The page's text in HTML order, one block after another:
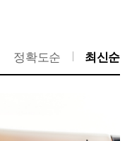
정확도순 최신순